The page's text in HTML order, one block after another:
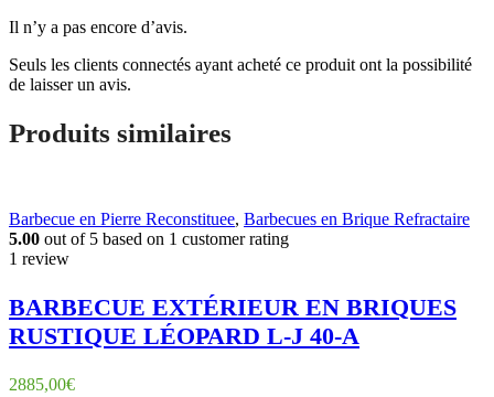
Il n’y a pas encore d’avis.
Seuls les clients connectés ayant acheté ce produit ont la possibilité
de laisser un avis.
Produits similaires
Barbecue en Pierre Reconstituee, Barbecues en Brique Refractaire
5.00 out of 5 based on 1 customer rating
1 review
BARBECUE EXTÉRIEUR EN BRIQUES
RUSTIQUE LÉOPARD L-J 40-A
2885,00€